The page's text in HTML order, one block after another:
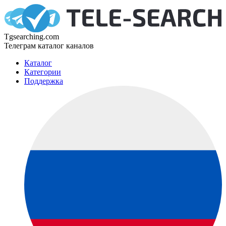
Tgsearching.com
Телеграм каталог каналов
Каталог
Категории
Поддержка